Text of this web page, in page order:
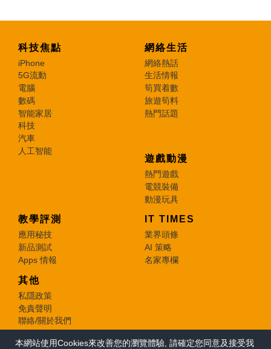
本網站使用Cookies來改善您的瀏覽體驗, 請確定您同意及接受我
科技焦點
iPhone
5G流動
電腦
數碼
智能家居
科技
汽車
人工智能
網絡生活
網絡熱話
生活情報
筍買着數
旅遊筍料
熱門話題
遊戲動漫
熱門遊戲
電競裝備
動漫玩具
教學評測
應用秘技
新品測試
Apps 情報
IT TIMES
業界頭條
AI 策略
名家專欄
其他
私隱政策
免責聲明
聯絡/關於我們
© 2026 e-zone. All Rights Reserved.